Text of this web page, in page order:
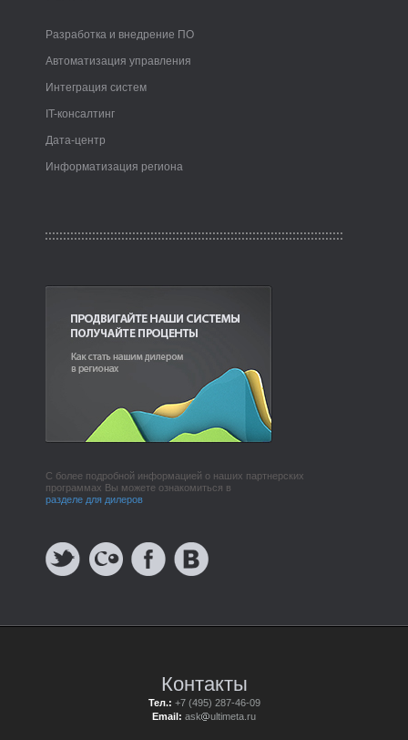
Разработка и внедрение ПО
Автоматизация управления
Интеграция систем
IT-консалтинг
Дата-центр
Информатизация региона
С более подробной информацией о наших партнерских
программах Вы можете ознакомиться в
разделе для дилеров
Контакты
Тел.: +7 (495) 287-46-09
Email: ask ultimeta.ru